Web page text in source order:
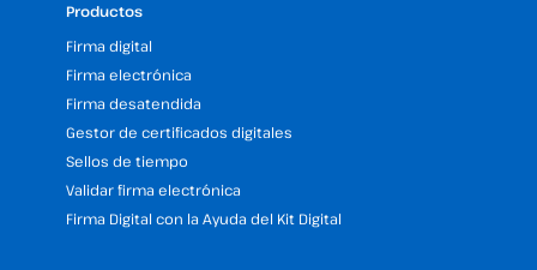
Productos
Firma digital
Firma electrónica
Firma desatendida
Gestor de certificados digitales
Sellos de tiempo
Validar firma electrónica
Firma Digital con la Ayuda del Kit Digital